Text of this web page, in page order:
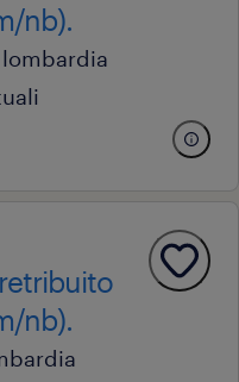
nb).
nb).